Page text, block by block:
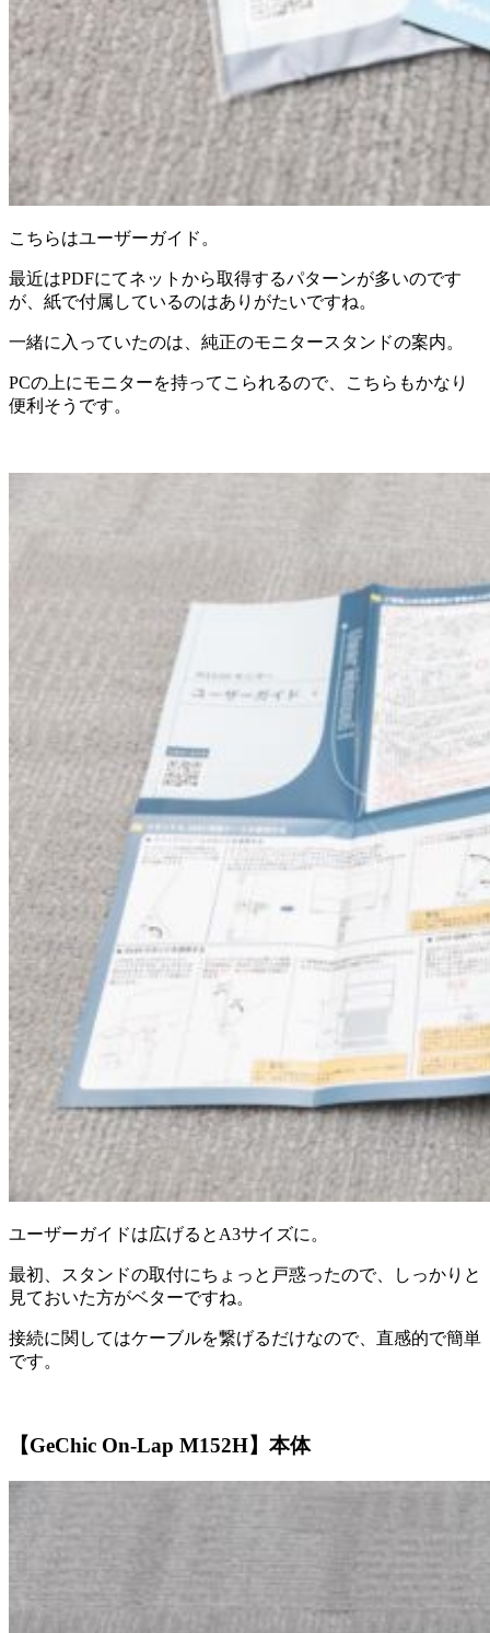
こちらはユーザーガイド。
最近はPDFにてネットから取得するパターンが多いのです
が、紙で付属しているのはありがたいですね。
一緒に入っていたのは、純正のモニタースタンドの案内。
PCの上にモニターを持ってこられるので、こちらもかなり
便利そうです。
ユーザーガイドは広げるとA3サイズに。
最初、スタンドの取付にちょっと戸惑ったので、しっかりと
見ておいた方がベターですね。
接続に関してはケーブルを繋げるだけなので、直感的で簡単
です。
【GeChic On-Lap M152H】本体